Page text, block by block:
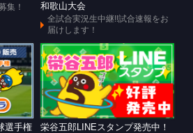
集！
和歌山大会
全試合実況生中継!!試合速報をお
届けします！
選手権
栄谷五郎LINEスタンプ発売中！